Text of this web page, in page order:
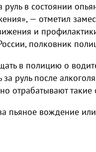
руль в состоянии
— отметил
и
полковник
в полицию о
за руль после
отрабатывают
пьяное вождение